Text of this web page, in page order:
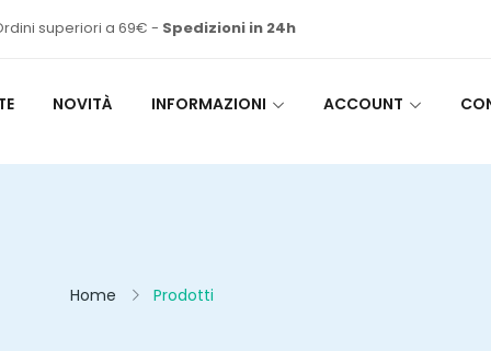
superiori a 69€ - Spedizioni in 24h
NOVITÀ INFORMAZIONI ACCOUNT
Home Prodotti